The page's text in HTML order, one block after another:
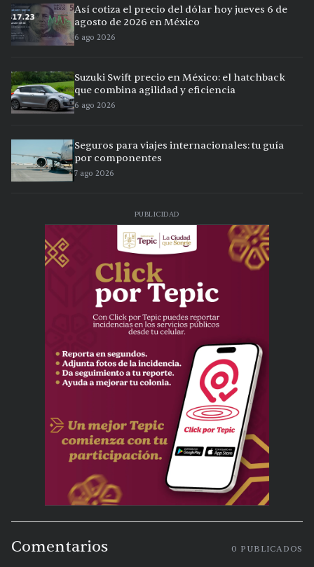
Así cotiza el precio del dólar hoy jueves 6 de
agosto de 2026 en México
6 ago 2026
Suzuki Swift precio en México: el hatchback
que combina agilidad y eficiencia
6 ago 2026
Seguros para viajes internacionales: tu guía
por componentes
7 ago 2026
PUBLICIDAD
Comentarios 0 PUBLICADOS